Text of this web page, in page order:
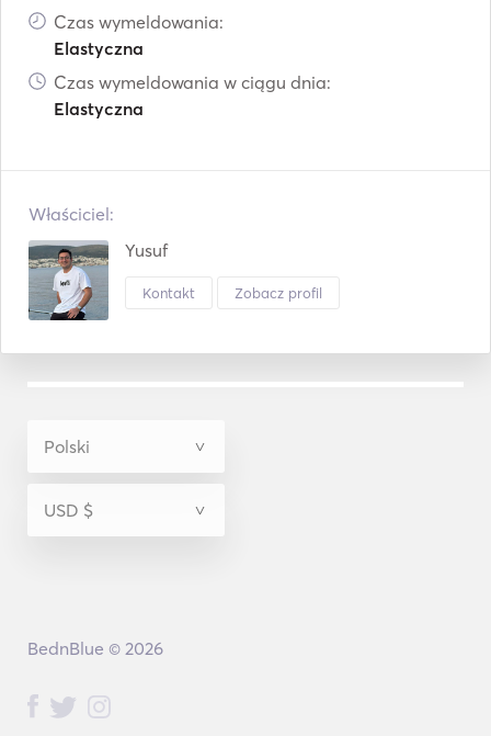
Czas wymeldowania:
Elastyczna
Czas wymeldowania w ciągu dnia:
Elastyczna
Właściciel:
Yusuf
Kontakt Zobacz profil
BednBlue © 2026